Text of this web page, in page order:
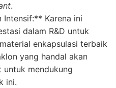
.
Intensif:** Karena ini
dalam R&D untuk
enkapsulasi terbaik
yang handal akan
untuk mendukung
ini.